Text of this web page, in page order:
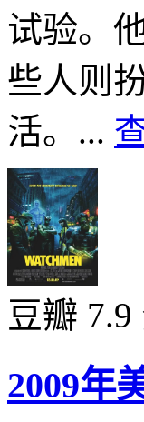
试验。
些人则
活。...
豆瓣 7.9
2009年